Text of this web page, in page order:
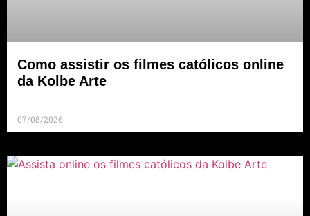
Como assistir os filmes católicos online
da Kolbe Arte
07/08/2026